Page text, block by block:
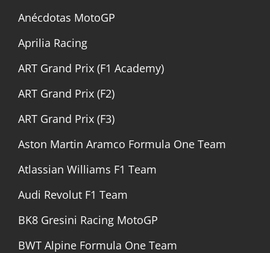
Anécdotas MotoGP
Aprilia Racing
ART Grand Prix (F1 Academy)
ART Grand Prix (F2)
ART Grand Prix (F3)
Aston Martin Aramco Formula One Team
Atlassian Williams F1 Team
Audi Revolut F1 Team
BK8 Gresini Racing MotoGP
BWT Alpine Formula One Team